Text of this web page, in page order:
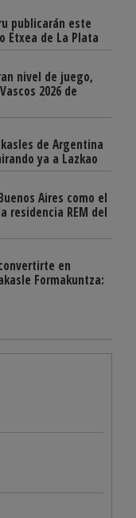
publicarán este
Etxea de La Plata
nivel de juego,
2026 de
de Argentina
ya a Lazkao
Aires como el
residencia REM del
en
Formakuntza: